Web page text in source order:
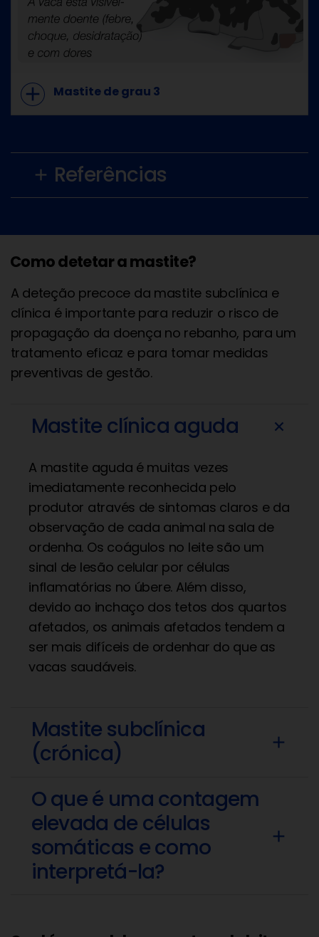
add Mastite de grau 3
Referências
add
Como detetar a mastite?
A deteção precoce da mastite subclínica e
clínica é importante para reduzir o risco de
propagação da doença no rebanho, para um
tratamento eficaz e para tomar medidas
preventivas de gestão.
Mastite clínica aguda add
A mastite aguda é muitas vezes
imediatamente reconhecida pelo
produtor através de sintomas claros e da
observação de cada animal na sala de
ordenha. Os coágulos no leite são um
sinal de lesão celular por células
inflamatórias no úbere. Além disso,
devido ao inchaço dos tetos dos quartos
afetados, os animais afetados tendem a
ser mais difíceis de ordenhar do que as
vacas saudáveis.
Mastite subclínica
(crónica)
add
O que é uma contagem
elevada de células
somáticas e como
interpretá-la?
add